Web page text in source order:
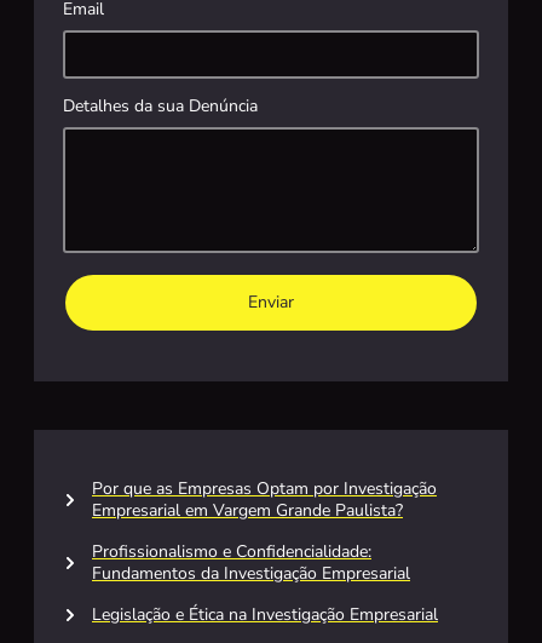
Email
Detalhes da sua Denúncia
Enviar
Por que as Empresas Optam por Investigação
Empresarial em Vargem Grande Paulista?
Profissionalismo e Confidencialidade:
Fundamentos da Investigação Empresarial
Legislação e Ética na Investigação Empresarial